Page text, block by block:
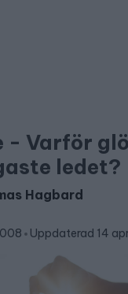
- Varför
ledet?
Hagbard
Uppdaterad 14